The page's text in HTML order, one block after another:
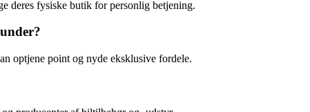
deres fysiske butik for personlig betjening.
optjene point og nyde eksklusive fordele.